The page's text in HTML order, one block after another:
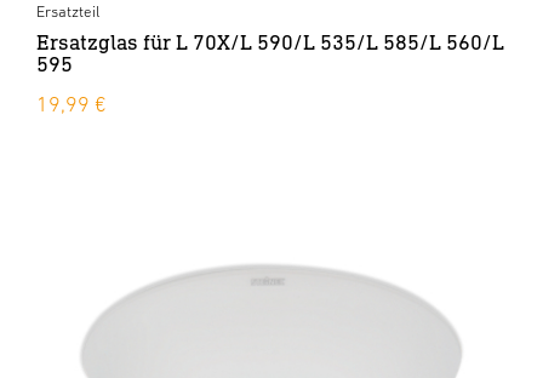
Ersatzteil
Ersatzglas für L 70X/L 590/L 535/L 585/L 560/L
595
19,99 €